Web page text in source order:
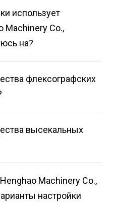
использует
Machinery Co.,
на?
флексографских
высекальных
Machinery Co.,
настройки